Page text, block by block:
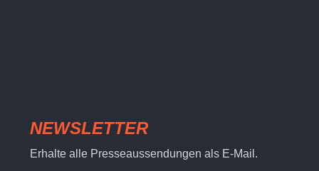
NEWSLETTER
Erhalte alle Presseaussendungen als E-Mail.